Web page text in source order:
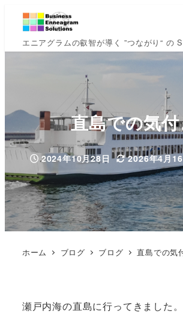
エニアグラムの叡智が導く ”つながり“ の
直島での気
投稿日
2024年10月28日
更新日
2026年4月
ホーム ブログ ブログ 直島での気
瀬戸内海の直島に行ってきました。